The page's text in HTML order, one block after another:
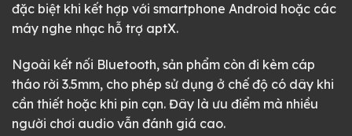
đặc biệt khi kết hợp với smartphone Android hoặc các
máy nghe nhạc hỗ trợ aptX.
Ngoài kết nối Bluetooth, sản phẩm còn đi kèm cáp
tháo rời 3.5mm, cho phép sử dụng ở chế độ có dây khi
cần thiết hoặc khi pin cạn. Đây là ưu điểm mà nhiều
người chơi audio vẫn đánh giá cao.